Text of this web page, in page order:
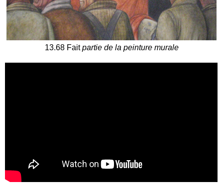
13.68 Faitpartie de la peinture murale